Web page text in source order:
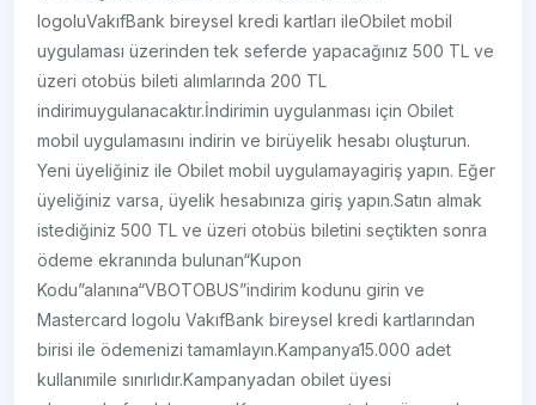
logoluVakıfBank bireysel kredi kartları ileObilet mobil
uygulaması üzerinden tek seferde yapacağınız 500 TL ve
üzeri otobüs bileti alımlarında 200 TL
indirimuygulanacaktır.İndirimin uygulanması için Obilet
mobil uygulamasını indirin ve birüyelik hesabı oluşturun.
Yeni üyeliğiniz ile Obilet mobil uygulamayagiriş yapın. Eğer
üyeliğiniz varsa, üyelik hesabınıza giriş yapın.Satın almak
istediğiniz 500 TL ve üzeri otobüs biletini seçtikten sonra
ödeme ekranında bulunan“Kupon
Kodu”alanına“VBOTOBUS”indirim kodunu girin ve
Mastercard logolu VakıfBank bireysel kredi kartlarından
birisi ile ödemenizi tamamlayın.Kampanya15.000 adet
kullanımile sınırlıdır.Kampanyadan obilet üyesi